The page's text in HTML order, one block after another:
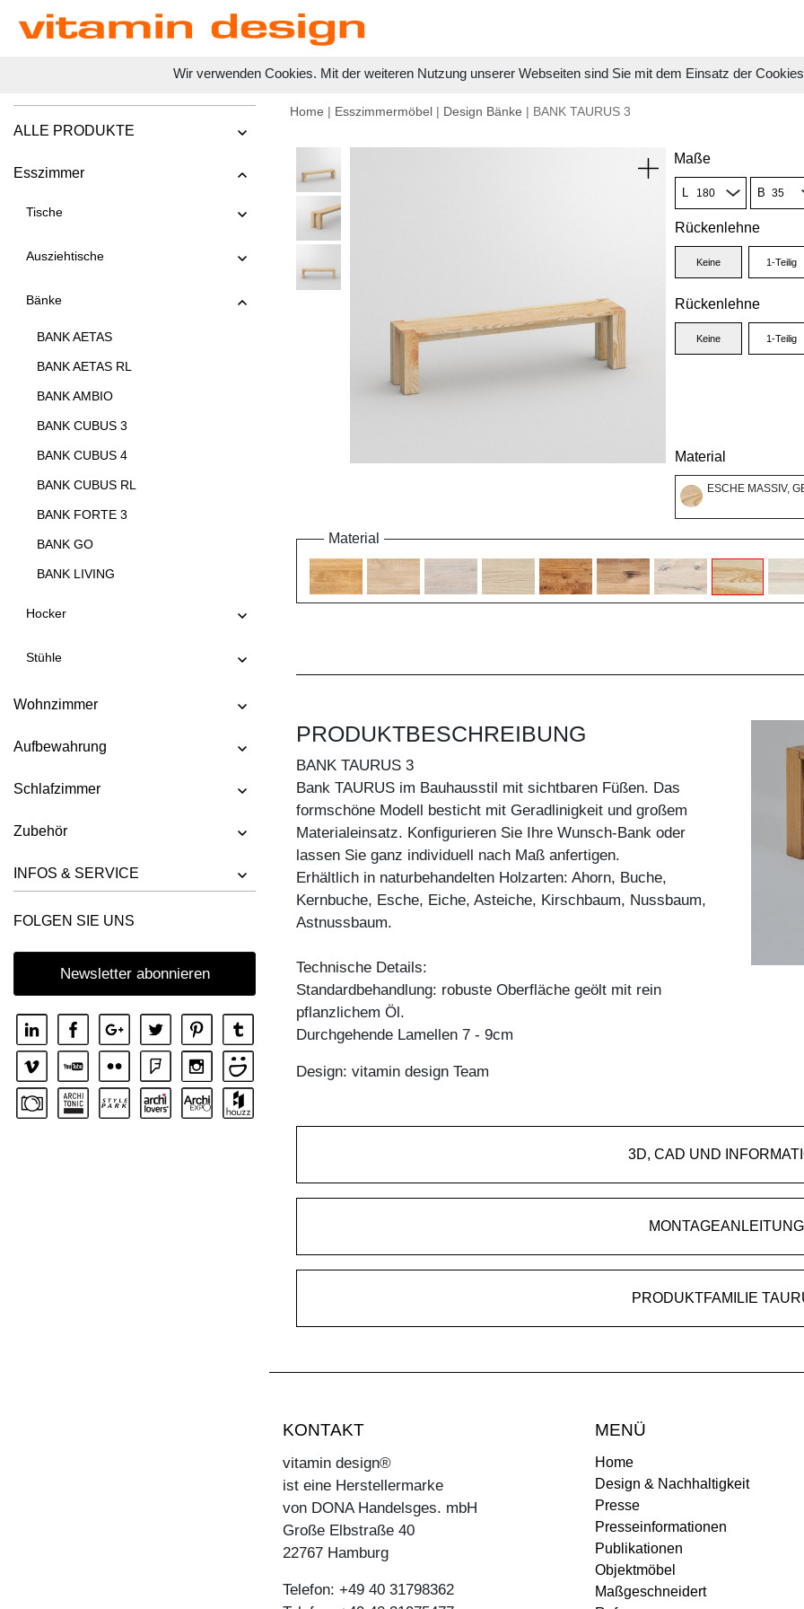
Wir verwenden Cookies. Mit der weiteren Nutzung unserer Webseiten sind Sie mit dem Einsatz der
ALLE PRODUKTE
Esszimmer
Tische
Ausziehtische
Bänke
BANK AETAS
BANK AETAS RL
BANK AMBIO
BANK CUBUS 3
BANK CUBUS 4
BANK CUBUS RL
BANK FORTE 3
BANK GO
BANK LIVING
BANK MENA 3
BANK PAPILIO BASIC
BANK PAPILIO SIMPLE
BANK SAGA
BANK SENA
BANK TAURUS 3
Hocker
Stühle
Wohnzimmer
Aufbewahrung
Schlafzimmer
Zubehör
INFOS & SERVICE
FOLGEN SIE UNS
Newsletter abonnieren
Home | Esszimmermöbel | Design Bänke | BANK TAURUS 3
Maße
L B
Rückenlehne
Keine 1-Teilig
Rückenlehne
Keine 1-Teilig
Material
ESCHE MASSIV,
Material
PRODUKTBESCHREIBUNG
BANK TAURUS 3
Bank TAURUS im Bauhausstil mit sichtbaren Füßen. Das
formschöne Modell besticht mit Geradlinigkeit und großem
Materialeinsatz. Konfigurieren Sie Ihre Wunsch-Bank oder
lassen Sie ganz individuell nach Maß anfertigen.
Erhältlich in naturbehandelten Holzarten: Ahorn, Buche,
Kernbuche, Esche, Eiche, Asteiche, Kirschbaum, Nussbaum,
Astnussbaum.
Technische Details:
Standardbehandlung: robuste Oberfläche geölt mit rein
pflanzlichem Öl.
Durchgehende Lamellen 7 - 9cm
Design: vitamin design Team
3D, CAD UND
MONTAGEANLEITUNG
PRODUKTFAMILIE
KONTAKT
vitamin design®
ist eine Herstellermarke
von DONA Handelsges. mbH
Große Elbstraße 40
22767 Hamburg
Telefon: +49 40 31798362
MENÜ
Home
Design & Nachhaltigkeit
Presse
Presseinformationen
Publikationen
Objektmöbel
Maßgeschneidert